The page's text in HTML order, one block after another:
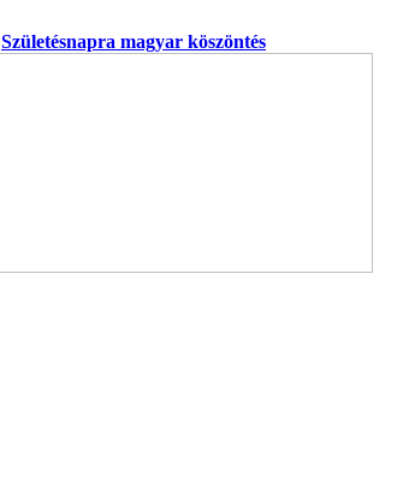
Születésnapra magyar köszöntés